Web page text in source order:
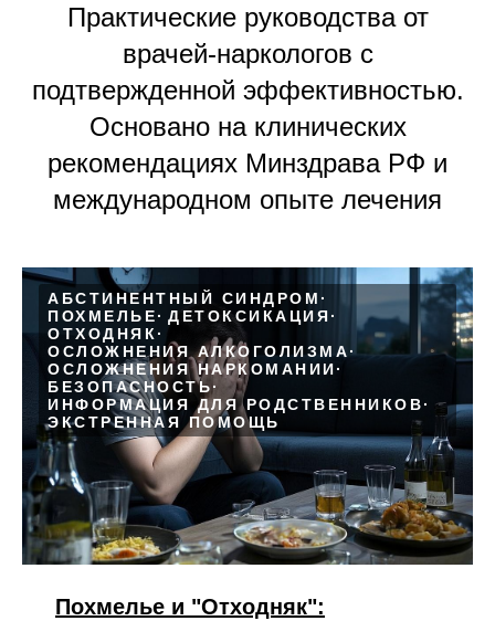
Практические руководства от
врачей-наркологов с
подтвержденной эффективностью.
Основано на клинических
рекомендациях Минздрава РФ и
международном опыте лечения
АБСТИНЕНТНЫЙ СИНДРОМ
ПОХМЕЛЬЕ
ДЕТОКСИКАЦИЯ
ОТХОДНЯК
ОСЛОЖНЕНИЯ АЛКОГОЛИЗМА
ОСЛОЖНЕНИЯ НАРКОМАНИИ
БЕЗОПАСНОСТЬ
ИНФОРМАЦИЯ ДЛЯ РОДСТВЕННИКОВ
ЭКСТРЕННАЯ ПОМОЩЬ
Похмелье и "Отходняк":